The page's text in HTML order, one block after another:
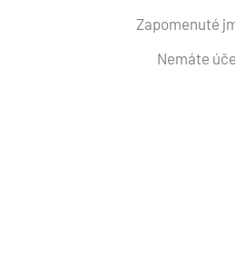
Zapomenuté
Nemáte